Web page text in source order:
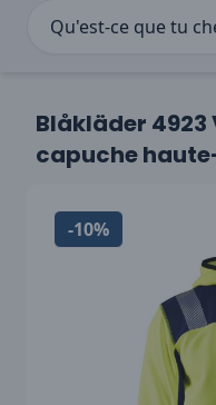
Blåkläder
capuche
-10%